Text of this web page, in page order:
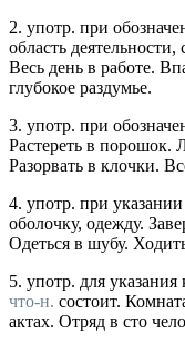
2. употр. при
область деятельности,
Весь день в работе.
глубокое раздумье.
3. употр. при
Растереть в порошок.
Разорвать в клочки.
4. употр. при
оболочку, одежду.
Одеться в шубу.
5. употр. для
что-н. состоит.
актах. Отряд в сто